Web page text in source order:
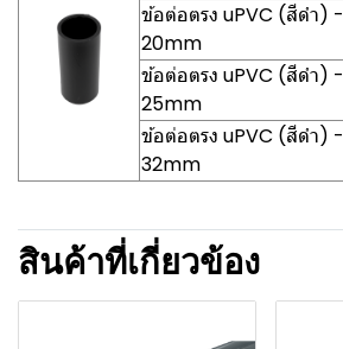
ข้อต่อตรง uPVC (สีดำ) -
20mm
ข้อต่อตรง uPVC (สีดำ) -
25mm
ข้อต่อตรง uPVC (สีดำ) -
32mm
สินค้าที่เกี่ยวข้อง